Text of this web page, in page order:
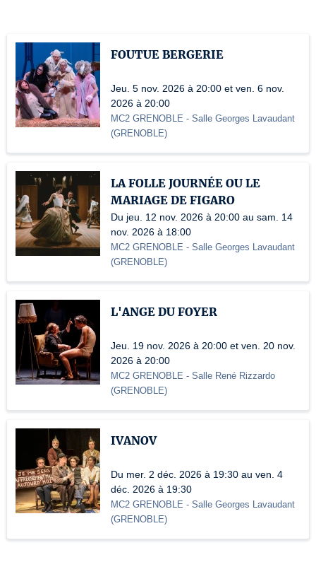
FOUTUE BERGERIE
Jeu. 5 nov. 2026 à 20:00 et ven. 6 nov.
2026 à 20:00
MC2 GRENOBLE - Salle Georges Lavaudant
(GRENOBLE)
LA FOLLE JOURNÉE OU LE
MARIAGE DE FIGARO
Du jeu. 12 nov. 2026 à 20:00 au sam. 14
nov. 2026 à 18:00
MC2 GRENOBLE - Salle Georges Lavaudant
(GRENOBLE)
L'ANGE DU FOYER
Jeu. 19 nov. 2026 à 20:00 et ven. 20 nov.
2026 à 20:00
MC2 GRENOBLE - Salle René Rizzardo
(GRENOBLE)
IVANOV
Du mer. 2 déc. 2026 à 19:30 au ven. 4
déc. 2026 à 19:30
MC2 GRENOBLE - Salle Georges Lavaudant
(GRENOBLE)